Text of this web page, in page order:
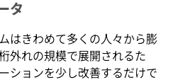
タ
はきわめて多くの人々から膨
外れの規模で展開されるた
ションを少し改善するだけで